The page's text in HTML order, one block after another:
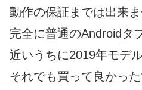
動作の保証までは出来
完全に普通のAndroidタ
近いうちに2019年モデ
それでも買って良かっ